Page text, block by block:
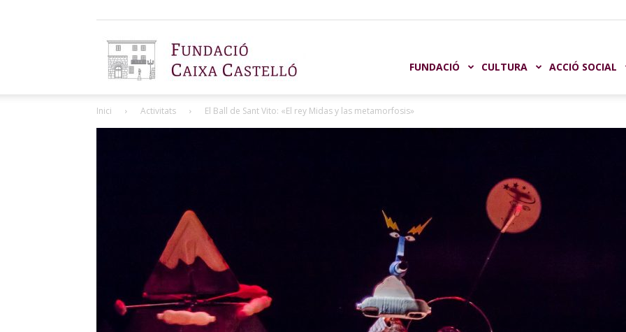
Caja
FUNDACIÓ CULTURA ACCIÓ SOCIAL
Inici Activitats El Ball de Sant Vito: «El rey Midas y las metamorfosis»